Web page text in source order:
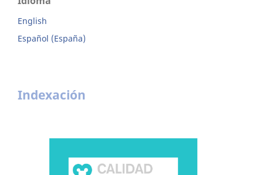
English
Español (España)
Indexación